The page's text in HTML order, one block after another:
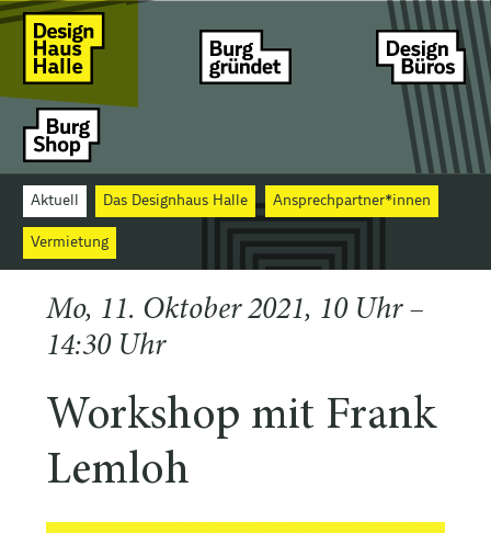
Aktuell Das Designhaus Halle Ansprechpartner*innen
Vermietung
Mo, 11. Oktober 2021, 10 Uhr –
14:30 Uhr
Workshop mit Frank
Lemloh